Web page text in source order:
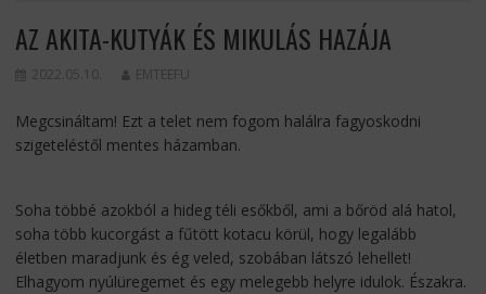
AZ AKITA-KUTYÁK ÉS MIKULÁS HAZÁJA
2022.05.10. EMTEEFU
Megcsináltam! Ezt a telet nem fogom halálra fagyoskodni
szigeteléstől mentes házamban.
Soha többé azokból a hideg téli esőkből, ami a bőröd alá hatol,
soha több kucorgást a fűtött kotacu körül, hogy legalább
életben maradjunk és ég veled, szobában látszó lehellet!
Elhagyom nyúlüregemet és egy melegebb helyre idulok. Északra.